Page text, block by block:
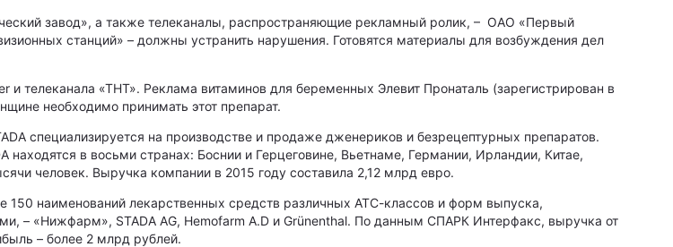
завод», а также телеканалы, распространяющие рекламный ролик, – ОАО «Первый
станций» – должны устранить нарушения. Готовятся материалы для возбуждения дел
телеканала «ТНТ». Реклама витаминов для беременных Элевит Пронаталь (зарегистрирован в
необходимо принимать этот препарат.
специализируется на производстве и продаже дженериков и безрецептурных препаратов.
в восьми странах: Боснии и Герцеговине, Вьетнаме, Германии, Ирландии, Китае,
человек. Выручка компании в 2015 году составила 2,12 млрд евро.
150 наименований лекарственных средств различных АТС-классов и форм выпуска,
«Нижфарм», STADA AG, Hemofarm A.D и Grünenthal. По данным СПАРК Интерфакс, выручка от
– более 2 млрд рублей.